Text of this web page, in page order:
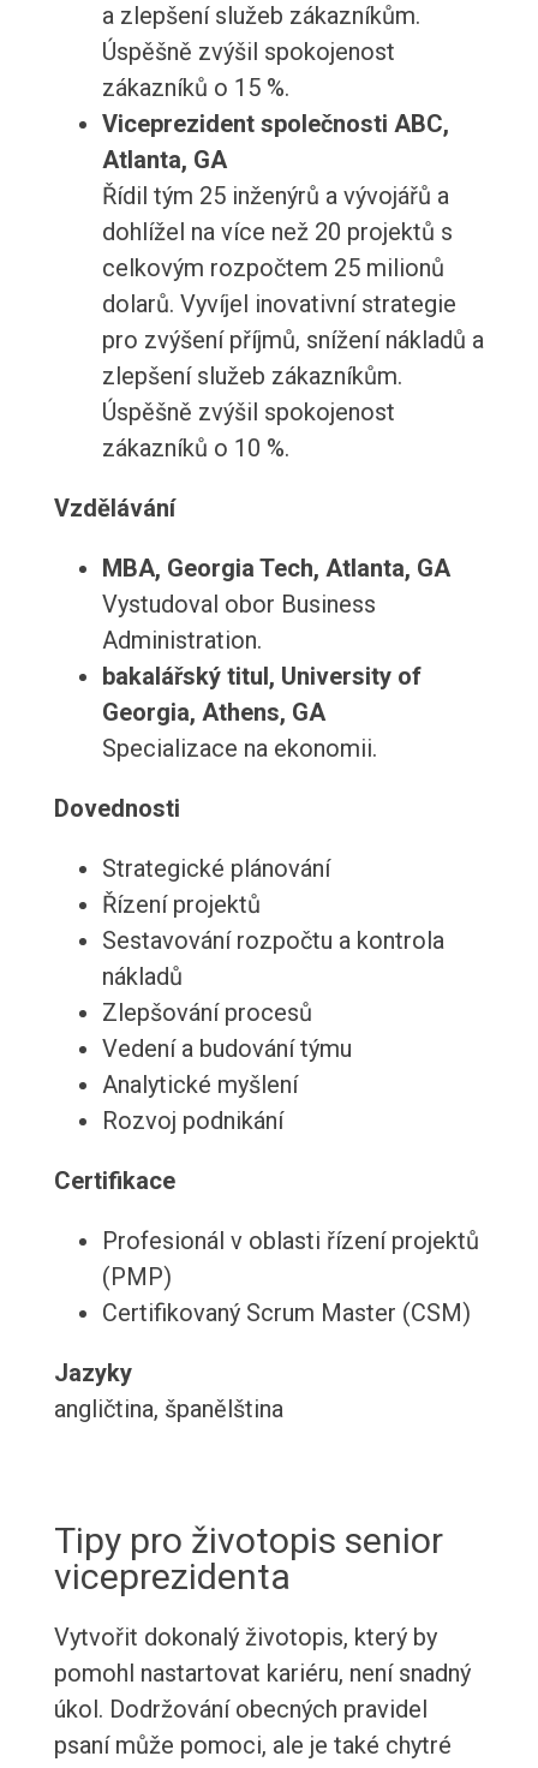
a zlepšení služeb zákazníkům.
Úspěšně zvýšil spokojenost
zákazníků o 15 %.
Viceprezident společnosti ABC,
Atlanta, GA
Řídil tým 25 inženýrů a vývojářů a
dohlížel na více než 20 projektů s
celkovým rozpočtem 25 milionů
dolarů. Vyvíjel inovativní strategie
pro zvýšení příjmů, snížení nákladů a
zlepšení služeb zákazníkům.
Úspěšně zvýšil spokojenost
zákazníků o 10 %.
Vzdělávání
MBA, Georgia Tech, Atlanta, GA
Vystudoval obor Business
Administration.
bakalářský titul, University of
Georgia, Athens, GA
Specializace na ekonomii.
Dovednosti
Strategické plánování
Řízení projektů
Sestavování rozpočtu a kontrola
nákladů
Zlepšování procesů
Vedení a budování týmu
Analytické myšlení
Rozvoj podnikání
Certifikace
Profesionál v oblasti řízení projektů
(PMP)
Certifikovaný Scrum Master (CSM)
Jazyky
angličtina, španělština
Tipy pro životopis senior
viceprezidenta
Vytvořit dokonalý životopis, který by
pomohl nastartovat kariéru, není snadný
úkol. Dodržování obecných pravidel
psaní může pomoci, ale je také chytré